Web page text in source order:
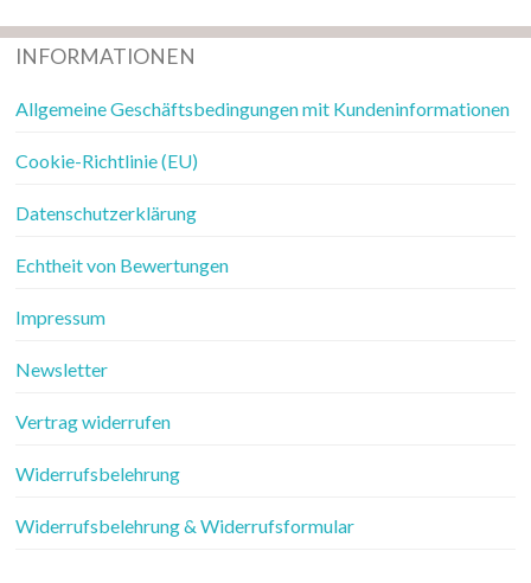
INFORMATIONEN
Allgemeine Geschäftsbedingungen mit Kundeninformationen
Cookie-Richtlinie (EU)
Datenschutzerklärung
Echtheit von Bewertungen
Impressum
Newsletter
Vertrag widerrufen
Widerrufsbelehrung
Widerrufsbelehrung & Widerrufsformular